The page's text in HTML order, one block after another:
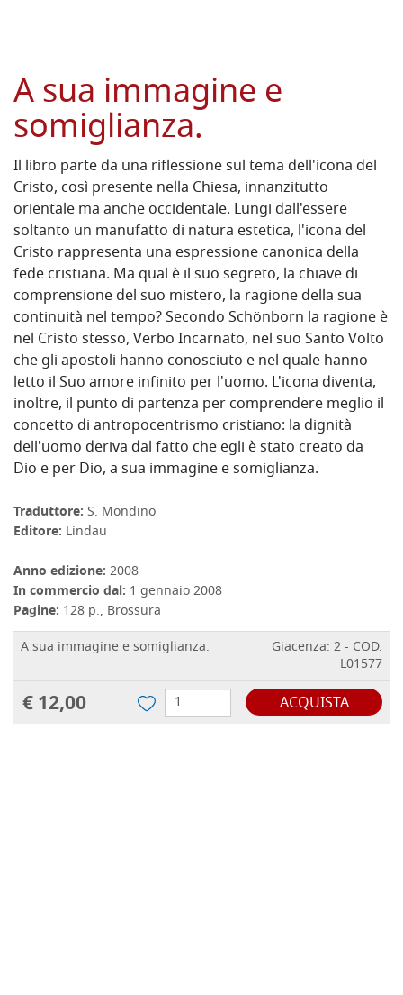
A sua immagine e
somiglianza.
Il libro parte da una riflessione sul tema dell'icona del
Cristo, così presente nella Chiesa, innanzitutto
orientale ma anche occidentale. Lungi dall'essere
soltanto un manufatto di natura estetica, l'icona del
Cristo rappresenta una espressione canonica della
fede cristiana. Ma qual è il suo segreto, la chiave di
comprensione del suo mistero, la ragione della sua
continuità nel tempo? Secondo Schönborn la ragione è
nel Cristo stesso, Verbo Incarnato, nel suo Santo Volto
che gli apostoli hanno conosciuto e nel quale hanno
letto il Suo amore infinito per l'uomo. L'icona diventa,
inoltre, il punto di partenza per comprendere meglio il
concetto di antropocentrismo cristiano: la dignità
dell'uomo deriva dal fatto che egli è stato creato da
Dio e per Dio, a sua immagine e somiglianza.
Traduttore: S. Mondino
Editore: Lindau
Anno edizione: 2008
In commercio dal: 1 gennaio 2008
Pagine: 128 p., Brossura
A sua immagine e somiglianza.
Giacenza: 2 - COD.
L01577
€ 12,00 ACQUISTA